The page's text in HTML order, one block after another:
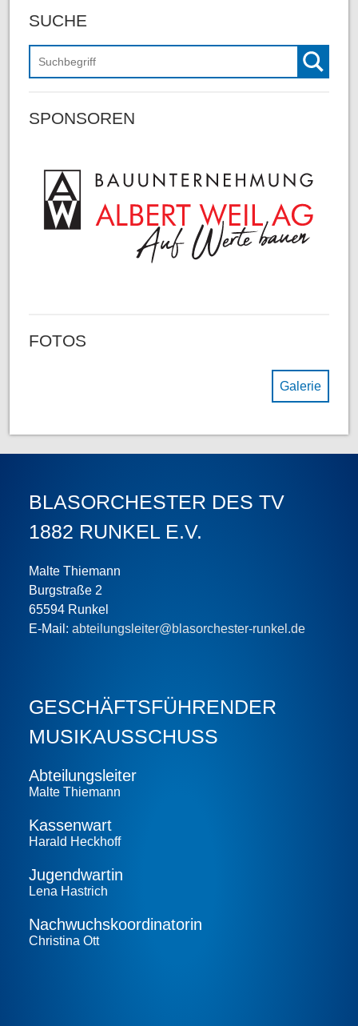
SUCHE
Suchen
SPONSOREN
FOTOS
Galerie
BLASORCHESTER DES TV
1882 RUNKEL E.V.
Malte Thiemann
Burgstraße 2
65594 Runkel
E-Mail: abteilungsleiter@blasorchester-runkel.de
GESCHÄFTS­FÜHRENDER
MUSIKAUSSCHUSS
Abteilungs­leiter
Malte Thiemann
Kassenwart
Harald Heckhoff
Jugendwartin
Lena Hastrich
Nachwuchs­koordinatorin
Christina Ott